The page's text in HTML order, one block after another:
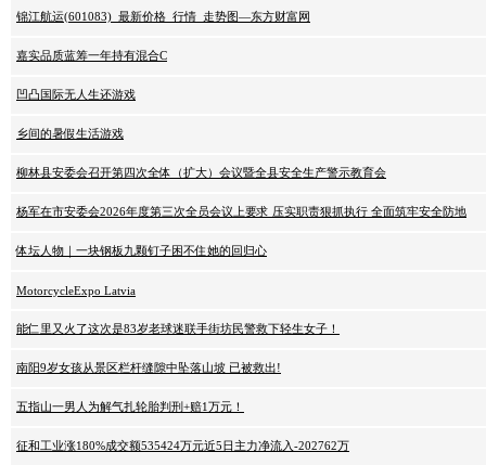
锦江航运(601083)_最新价格_行情_走势图—东方财富网
嘉实品质蓝筹一年持有混合C
凹凸国际无人生还游戏
乡间的暑假生活游戏
柳林县安委会召开第四次全体（扩大）会议暨全县安全生产警示教育会
杨军在市安委会2026年度第三次全员会议上要求 压实职责狠抓执行 全面筑牢安全防地
体坛人物｜一块钢板九颗钉子困不住她的回归心
MotorcycleExpo Latvia
能仁里又火了这次是83岁老球迷联手街坊民警救下轻生女子！
南阳9岁女孩从景区栏杆缝隙中坠落山坡 已被救出!
五指山一男人为解气扎轮胎判刑+赔1万元！
征和工业涨180%成交额535424万元近5日主力净流入-202762万